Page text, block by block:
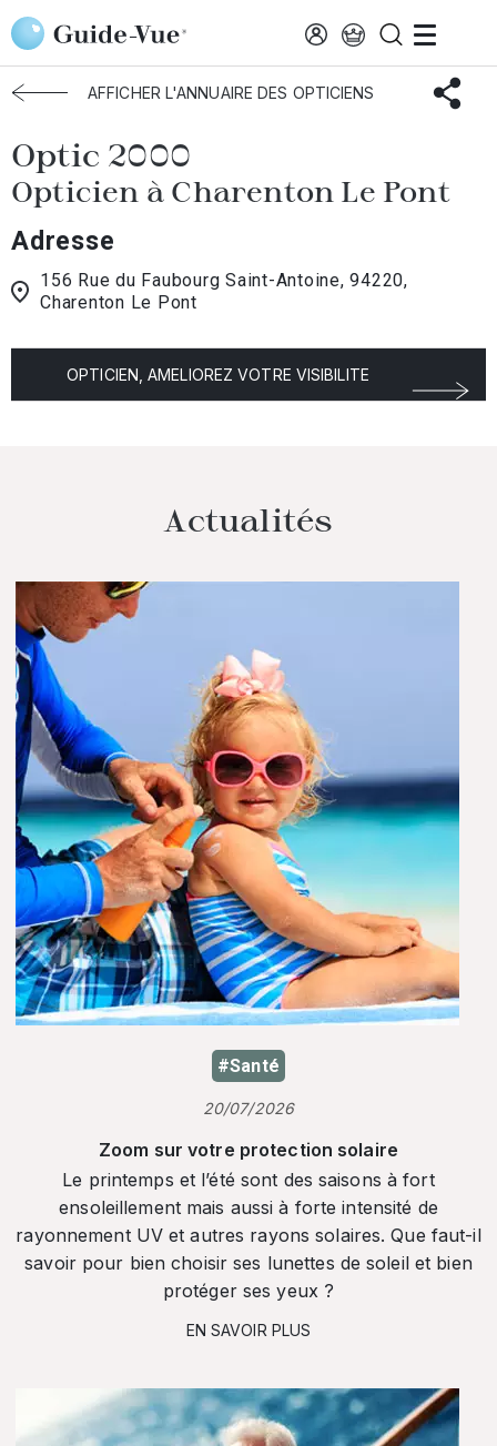
Aller au contenu principal
Accueil Choisir mon opticien Charenton-Pont Optic 2000
AFFICHER L'ANNUAIRE DES OPTICIENS
Optic 2000
Opticien à Charenton Le Pont
Adresse
156 Rue du Faubourg Saint-Antoine, 94220,
Charenton Le Pont
OPTICIEN, AMELIOREZ VOTRE VISIBILITE
Actualités
#Santé
20/07/2026
Zoom sur votre protection solaire
Le printemps et l’été sont des saisons à fort
ensoleillement mais aussi à forte intensité de
rayonnement UV et autres rayons solaires. Que faut-il
savoir pour bien choisir ses lunettes de soleil et bien
protéger ses yeux ?
EN SAVOIR PLUS